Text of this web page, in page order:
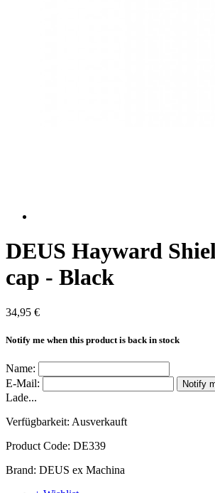
DEUS Hayward
cap - Black
34,95 €
Notify me when this product is back in stock
Name:
E-Mail:
Notify
Lade...
Verfügbarkeit: Ausverkauft
Product Code: DE339
Brand: DEUS ex Machina